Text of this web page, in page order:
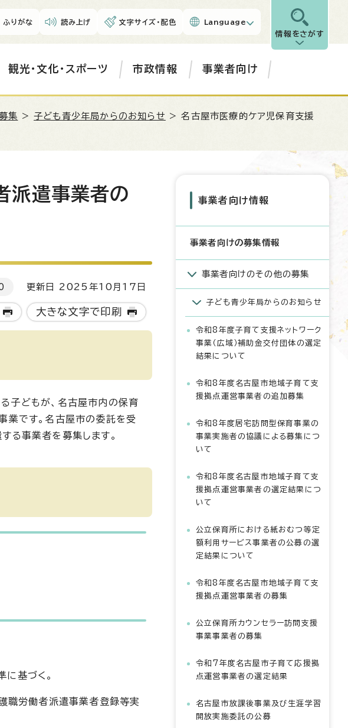
ふりがな 読み上げ 文字サイズ・配色 Language
情報をさがす
観光・文化・スポーツ 市政情報 事業者向け
集 >子ども青少年局からのお知らせ > 名古屋市医療的ケア児保育支援
派遣事業者の
更新日 2025年10月17日
大きな文字で印刷
子どもが、名古屋市内の保育
業です。名古屋市の委託を受
る事業者を募集します。
基づく。
職労働者派遣事業者登録等実
事業者向け情報
事業者向けの募集情報
事業者向けのその他の募集
子ども青少年局からのお知らせ
令和8年度子育て支援ネットワーク
事業（広域）補助金交付団体の選定
結果について
令和8年度名古屋市地域子育て支
援拠点運営事業者の追加募集
令和8年度居宅訪問型保育事業の
事業実施者の協議による募集につ
いて
令和8年度名古屋市地域子育て支
援拠点運営事業者の選定結果につ
いて
公立保育所における紙おむつ等定
額利用サービス事業者の公募の選
定結果について
令和8年度名古屋市地域子育て支
援拠点運営事業者の募集
公立保育所カウンセラー訪問支援
事業事業者の募集
令和7年度名古屋市子育て応援拠
点運営事業者の選定結果
名古屋市放課後事業及び生涯学習
開放実施委託の公募